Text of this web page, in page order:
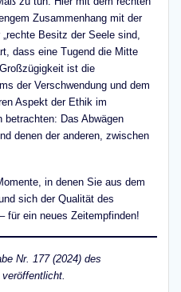
Zusammenhang mit der
Besitz der Seele sind,
dass eine Tugend die Mitte
ist die
der Verschwendung und dem
Aspekt der Ethik im
betrachten: Das Abwägen
denen der anderen, zwischen
in denen Sie aus dem
sich der Qualität des
für ein neues Zeitempfinden!
Nr. 177 (2024) des
veröffentlicht.